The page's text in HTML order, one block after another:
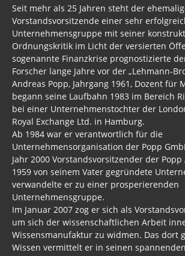
Seit mehr als 25 Jahren steht der
Vorstandsvorsitzende einer sehr
Unternehmensgruppe mit seiner
Ordnungskritik im Licht der versierten
sogenannte Finanzkrise prognostizierte
Forscher lange Jahre vor der „Lehmann-
Andreas Popp, Jahrgang 1961, Dozent für
begann seine Laufbahn 1983 im Bereich
bei einer Unternehmenstochter der
Royal Exchange Ltd. in Hamburg.
Ab 1984 war er verantwortlich für die
Unternehmensorganisation der Popp
Jahr 2000 Vorstandsvorsitzender der Popp
1959 von seinem Vater gegründete
verwandelte er zu einer prosperierenden
Unternehmensgruppe.
Im Januar 2007 zog er sich als
um sich der wissenschaftlichen Arbeit
Wissensmanufaktur zu widmen. Das dort
Wissen vermittelt er in seinen